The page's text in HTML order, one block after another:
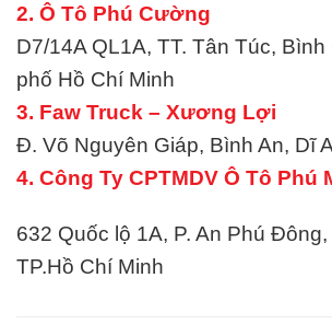
2. Ô Tô Phú Cường
D7/14A QL1A, TT. Tân Túc,
phố Hồ Chí Minh
3. Faw Truck – Xương Lợi
Đ. Võ Nguyên Giáp, Bình An, Dĩ
4. Công Ty CPTMDV Ô Tô Phú
632 Quốc lộ 1A, P. An Phú
TP.Hồ Chí Minh